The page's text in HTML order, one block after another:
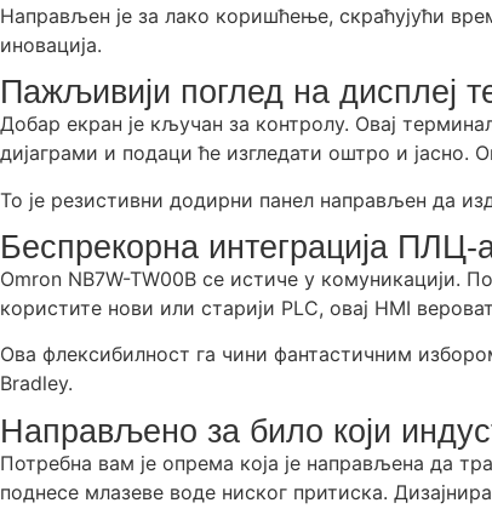
Направљен је за лако коришћење, скраћујући
иновација.
Пажљивији поглед на дисплеј
Добар екран је кључан за контролу. Овај
дијаграми и подаци ће изгледати оштро и
То је резистивни додирни панел направљен да
Беспрекорна интеграција ПЛЦ-
Omron NB7W-TW00B се истиче у комуникацији.
користите нови или старији PLC, овај HMI
Ова флексибилност га чини фантастичним
Bradley.
Направљено за било који
Потребна вам је опрема која је направљена да
поднесе млазеве воде ниског притиска.